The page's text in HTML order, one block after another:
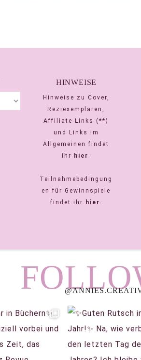
HINWEISE
Hinweise zu Cover,
Reziexemplaren,
Affiliate-Links (**)
und Links im
Allgemeinen findet
ihr
hier .
Teilnahmebedingung
en für Gewinnspiele
findet ihr
hier .